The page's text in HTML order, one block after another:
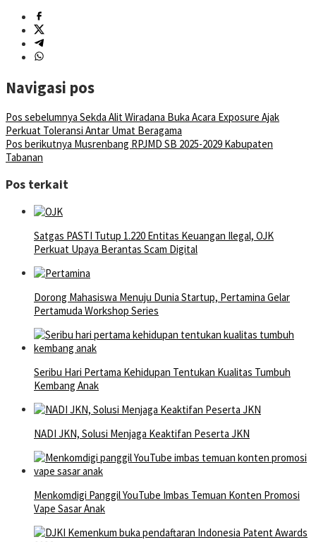
Navigasi pos
Pos sebelumnya Sekda Alit Wiradana Buka Acara Exposure Ajak
Perkuat Toleransi Antar Umat Beragama
Pos berikutnya Musrenbang RPJMD SB 2025-2029 Kabupaten
Tabanan
Pos terkait
Satgas PASTI Tutup 1.220 Entitas Keuangan Ilegal, OJK
Perkuat Upaya Berantas Scam Digital
Dorong Mahasiswa Menuju Dunia Startup, Pertamina Gelar
Pertamuda Workshop Series
Seribu Hari Pertama Kehidupan Tentukan Kualitas Tumbuh
Kembang Anak
NADI JKN, Solusi Menjaga Keaktifan Peserta JKN
Menkomdigi Panggil YouTube Imbas Temuan Konten Promosi
Vape Sasar Anak